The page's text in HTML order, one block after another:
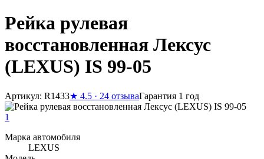
Рейка рулевая
восстановленная Лексус
(LEXUS) IS 99-05
Артикул: R1433★ 4.5 · 24 отзываГарантия 1 год
1
Марка автомобиля
LEXUS